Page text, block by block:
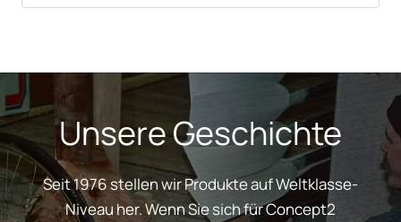
Unsere Geschichte
Seit 1976 stellen wir Produkte auf Weltklasse-
Niveau her. Wenn Sie sich für Concept2